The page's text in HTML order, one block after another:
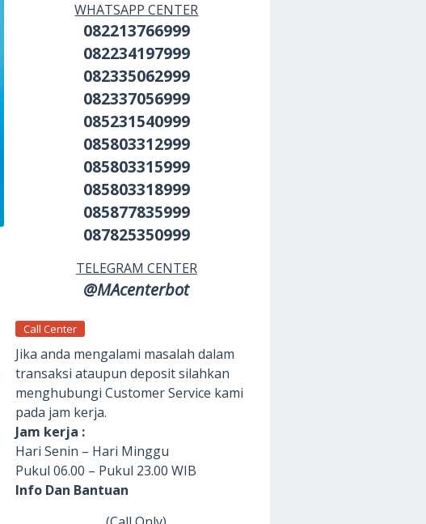
WHATSAPP CENTER
082213766999
082234197999
082335062999
082337056999
085231540999
085803312999
085803315999
085803318999
085877835999
087825350999
TELEGRAM CENTER
@MAcenterbot
Call Center
Jika anda mengalami masalah dalam
transaksi ataupun deposit silahkan
menghubungi Customer Service kami
pada jam kerja.
Jam kerja :
Hari Senin – Hari Minggu
Pukul 06.00 – Pukul 23.00 WIB
Info Dan Bantuan